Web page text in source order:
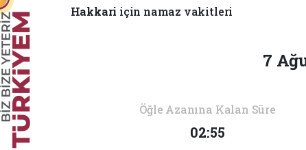
Hakkari için namaz vakitleri
7
Öğle Azanına Kalan Süre
02:55